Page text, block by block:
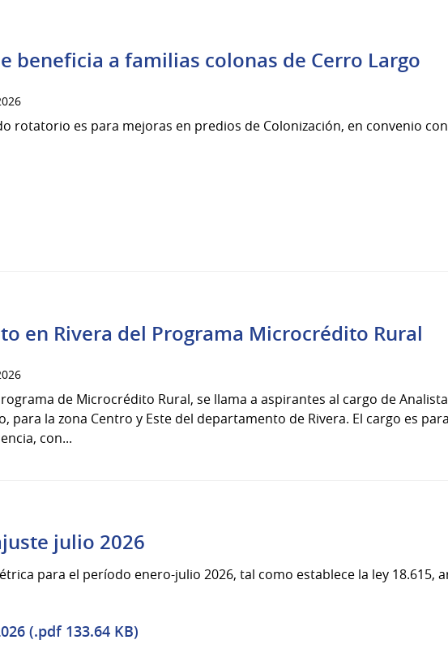
beneficia a familias colonas de Cerro Largo
rotatorio es para mejoras en predios de Colonización, en convenio con
en Rivera del Programa Microcrédito Rural
de Microcrédito Rural, se llama a aspirantes al cargo de
para la zona Centro y Este del departamento de Rivera. El cargo es
con...
julio 2026
para el período enero-julio 2026, tal como establece la ley 18.615,
(.pdf 133.64 KB)